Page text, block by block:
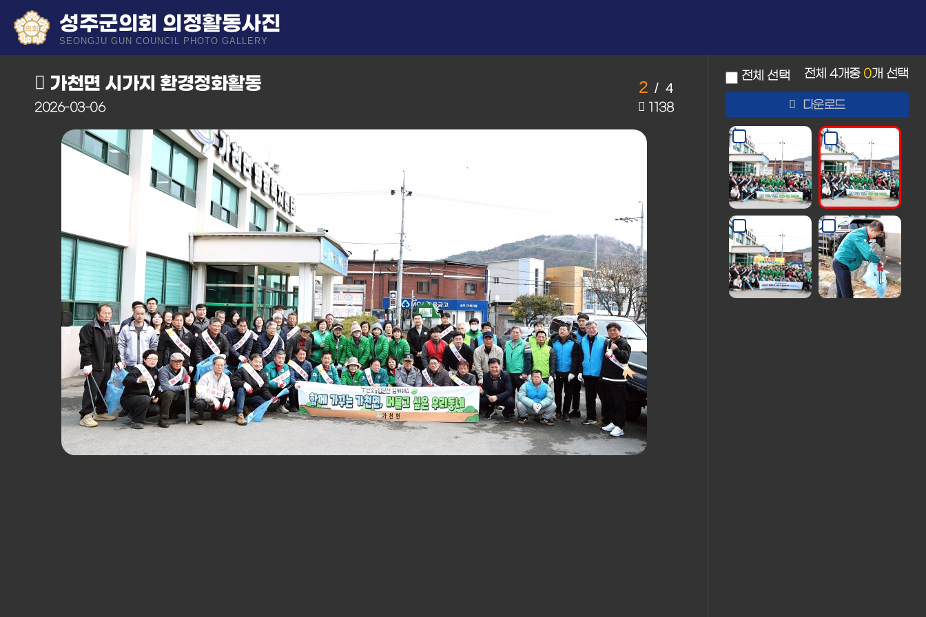
성주군의회 의정활동사진
SEONGJU GUN COUNCIL PHOTO GALLERY
가천면 시가지 환경정화활동
2026-03-06 1138
2 / 4
전체 선택 전체4개중 0개 선택
다운로드